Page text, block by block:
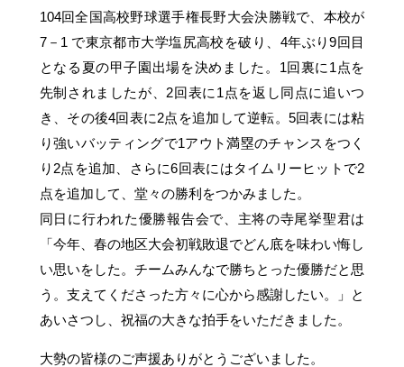
104回全国高校野球選手権長野大会決勝戦で、本校が
7－1 で東京都市大学塩尻高校を破り、4年ぶり9回目
となる夏の甲子園出場を決めました。1回裏に1点を
先制されましたが、2回表に1点を返し同点に追いつ
き、その後4回表に2点を追加して逆転。5回表には粘
り強いバッティングで1アウト満塁のチャンスをつく
り2点を追加、さらに6回表にはタイムリーヒットで2
点を追加して、堂々の勝利をつかみました。
同日に行われた優勝報告会で、主将の寺尾挙聖君は
「今年、春の地区大会初戦敗退でどん底を味わい悔し
い思いをした。チームみんなで勝ちとった優勝だと思
う。支えてくださった方々に心から感謝したい。」と
あいさつし、祝福の大きな拍手をいただきました。
大勢の皆様のご声援ありがとうございました。